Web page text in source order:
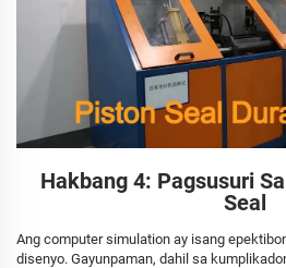
Hakbang 4: Pagsusuri
Seal
Ang computer simulation ay isang
disenyo. Gayunpaman, dahil sa